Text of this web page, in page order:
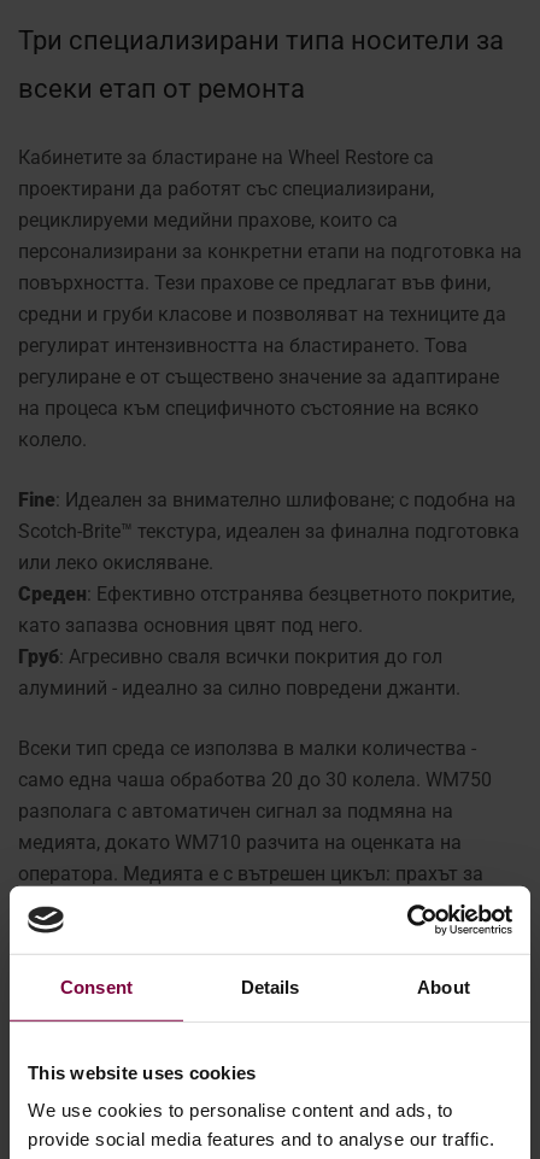
Consent Details About
This website uses cookies
We use cookies to personalise content and ads, to
provide social media features and to analyse our traffic.
Три специализирани типа носители за
всеки етап от ремонта
Кабинетите за бластиране на Wheel Restore са
проектирани да работят със специализирани,
рециклируеми медийни прахове, които са
персонализирани за конкретни етапи на подготовка на
повърхността. Тези прахове се предлагат във фини,
средни и груби класове и позволяват на техниците да
регулират интензивността на бластирането. Това
регулиране е от съществено значение за адаптиране
на процеса към специфичното състояние на всяко
колело.
Fine: Идеален за внимателно шлифоване; с подобна на
Scotch-Brite™ текстура, идеален за финална подготовка
или леко окисляване.
Среден: Ефективно отстранява безцветното покритие,
като запазва основния цвят под него.
Груб: Агресивно сваля всички покрития до гол
алуминий - идеално за силно повредени джанти.
Всеки тип среда се използва в малки количества -
само една чаша обработва 20 до 30 колела. WM750
разполага с автоматичен сигнал за подмяна на
медията, докато WM710 разчита на оценката на
оператора. Медията е с вътрешен цикъл: прахът за
многократна употреба се възстановява, а
отработеният материал се отделя, като се свеждат до
За безпроблемен работен процес машината включва
праховете. Това осигурява чист преход между етапите
на ремонт без кръстосано замърсяване или престой.